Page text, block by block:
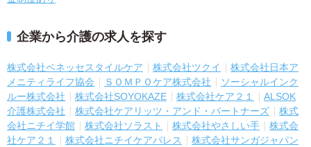
企業から介護の求人を探す
株式会社ベネッセスタイルケア 株式会社ツクイ
株式会社日本ア
メニティライフ協会
ＳＯＭＰＯケア株式会社
ソーシャルインク
ルー株式会社
株式会社SOYOKAZE 株式会社ケア２１
ALSOK
介護株式会社
株式会社ケアリッツ・アンド・パートナーズ
株式
会社ニチイ学館
株式会社ソラスト 株式会社やさしい手
株式会
社ケア２１
株式会社ニチイケアパレス
株式会社サンガジャパン